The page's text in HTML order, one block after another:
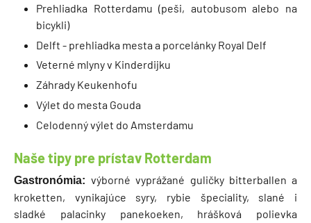
Prehliadka Rotterdamu (peši, autobusom alebo na
bicykli)
Delft - prehliadka mesta a porcelánky Royal Delf
Veterné mlyny v Kinderdijku
Záhrady Keukenhofu
Výlet do mesta Gouda
Celodenný výlet do Amsterdamu
Naše tipy pre prístav Rotterdam
Gastronómia:výborné vyprážané guličky bitterballen a
kroketten, vynikajúce syry, rybie špeciality, slané i
sladké palacinky panekoeken, hrášková polievka